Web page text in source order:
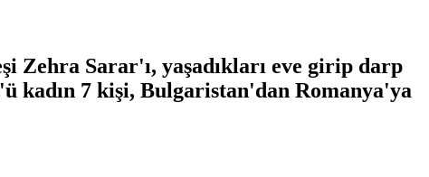
Zehra Sarar'ı, yaşadıkları eve girip darp
kadın 7 kişi, Bulgaristan'dan Romanya'ya